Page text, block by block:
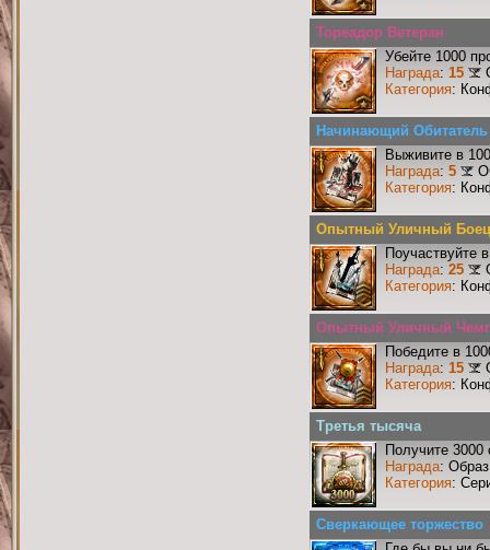
Тореадор Ветеран
Убейте 1000
Награда: 15
Категория:
Начинающий
Выживите в
Награда: 5
Категория:
Опытный Уличный Боец
Поучаствуйте
Награда: 25
Категория:
Опытный Уличный
Победите в
Награда: 15
Категория:
Третья тысяча
Получите 3000
Награда: Образ
Категория:
Сверкающее торжество